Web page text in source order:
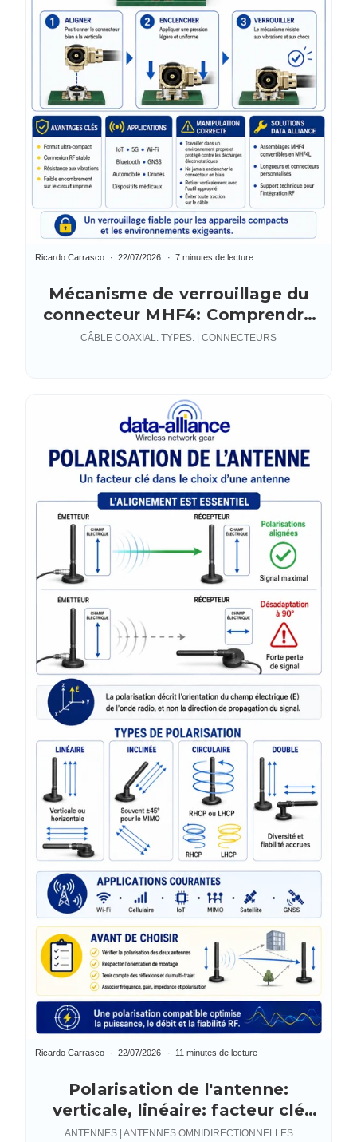
Mécanisme de verrouillage du
connecteur MHF4: Comprendre
l'IPEX MHF4L
Ricardo Carrasco 22/07/2026 7 minutes de lecture
CÂBLE COAXIAL. TYPES. | CONNECTEURS
Polarisation de l'antenne:
verticale, linéaire: facteur clé
dans le choix d'une antenne
Ricardo Carrasco 22/07/2026 11 minutes de lecture
ANTENNES | ANTENNES OMNIDIRECTIONNELLES